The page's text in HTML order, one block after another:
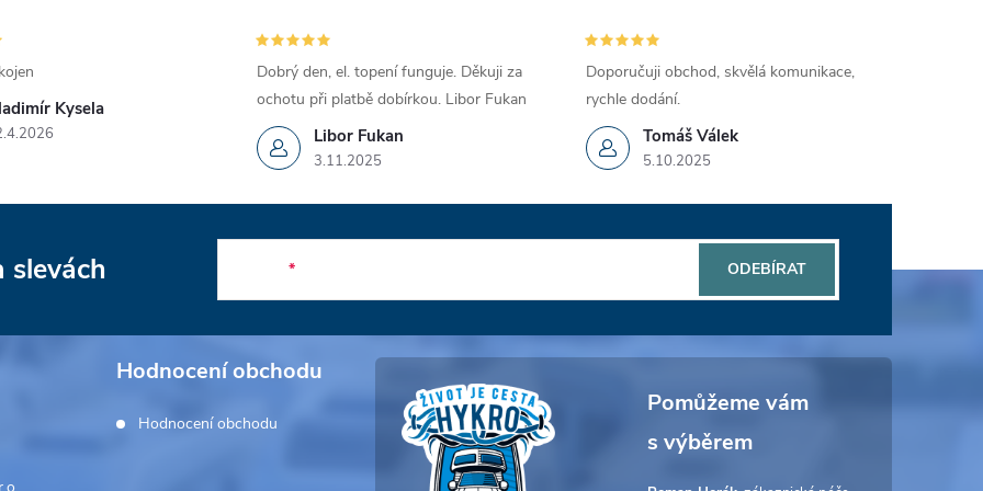
Kysela
Libor Fukan
3.11.2025
Dobrý den, el. topení funguje. Děkuji za
ochotu při platbě dobírkou. Libor Fukan
Tomáš Válek
5.10.2025
Doporučuji obchod, skvělá komunikace,
rychle dodání.
slevách ODEBÍRAT
Hodnocení obchodu
Hodnocení obchodu